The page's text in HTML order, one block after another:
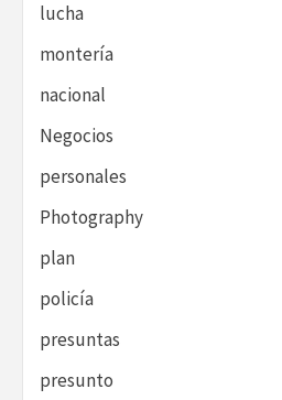
lucha
montería
nacional
Negocios
personales
Photography
plan
policía
presuntas
presunto